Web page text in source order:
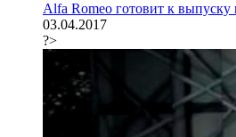
Alfa Romeo готовит к
03.04.2017
?>